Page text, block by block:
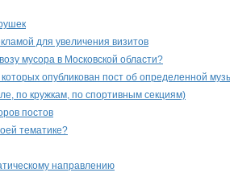
для увеличения визитов
мусора в Московской области?
опубликован пост об определенной
по кружкам, по спортивным секциям)
постов
тематике?
направлению